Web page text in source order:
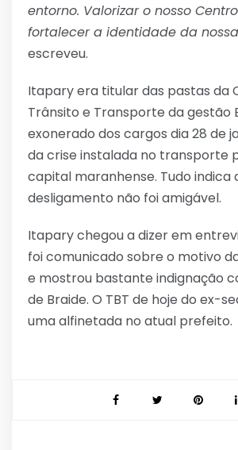
entorno. Valorizar o nosso
fortalecer a identidade da nossa
escreveu.
Itapary era titular das pastas da
Trânsito e Transporte da gestão
exonerado dos cargos dia 28 de
da crise instalada no transporte
capital maranhense. Tudo indica
desligamento não foi amigável.
Itapary chegou a dizer em
foi comunicado sobre o motivo
e mostrou bastante indignação
de Braide. O TBT de hoje do ex-
uma alfinetada no atual prefeito.